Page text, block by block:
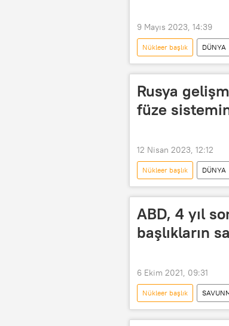
9 Mayıs 2023, 14:39
Nükleer başlık DÜNYA
nükleer füze
Rusya
füze
12 Nisan 2023, 12:12
Nükleer başlık DÜNYA
Vladimir Putin
ABD, 4 yıl
başlıkların
6 Ekim 2021, 09:31
Nükleer başlık